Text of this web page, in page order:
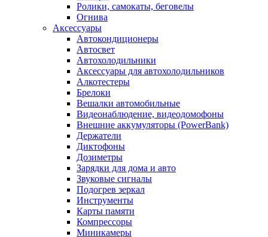
Ролики, самокаты, беговелы
Огнива
Аксессуары
Автокондиционеры
Aвтосвет
Автохолодильники
Аксессуары для автохолодильников
Алкотестеры
Брелоки
Вешалки автомобильные
Видеонаблюдение, видеодомофоны
Внешние аккумуляторы (PowerBank)
Держатели
Диктофоны
Дозиметры
Зарядки для дома и авто
Звуковые сигналы
Подогрев зеркал
Инструменты
Карты памяти
Компрессоры
Миникамеры